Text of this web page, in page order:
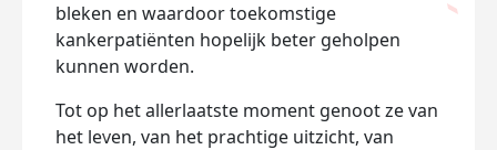
bleken en waardoor toekomstige
kankerpatiënten hopelijk beter geholpen
kunnen worden.
Tot op het allerlaatste moment genoot ze van
het leven, van het prachtige uitzicht, van